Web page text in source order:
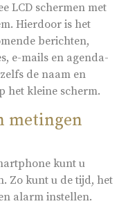
LCD schermen met
Hierdoor is het
berichten,
e-mails en agenda-
de naam en
het kleine scherm.
metingen
kunt u
Zo kunt u de tijd, het
alarm instellen.